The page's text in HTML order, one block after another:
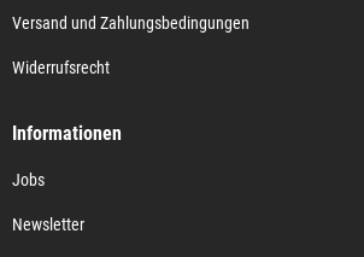
Versand und Zahlungsbedingungen
Widerrufsrecht
Informationen
Jobs
Newsletter